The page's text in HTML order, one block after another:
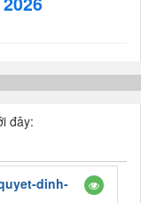
đây:
dinh-